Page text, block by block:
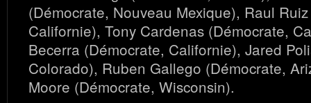
(Démocrate, Nouveau Mexique), Raul
Californie), Tony Cardenas (Démocrate,
Becerra (Démocrate, Californie), Jared
Colorado), Ruben Gallego (Démocrate,
Moore (Démocrate, Wisconsin).